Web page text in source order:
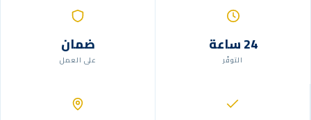
24 ساعة
التوفّر
ضمان
على العمل